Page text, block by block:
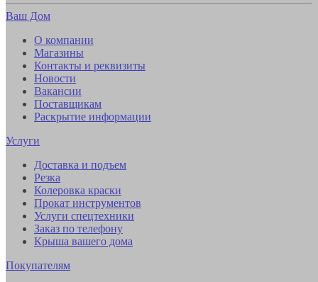
Ваш Дом
О компании
Магазины
Контакты и реквизиты
Новости
Вакансии
Поставщикам
Раскрытие информации
Услуги
Доставка и подъем
Резка
Колеровка краски
Прокат инструментов
Услуги спецтехники
Заказ по телефону
Крыша вашего дома
Покупателям